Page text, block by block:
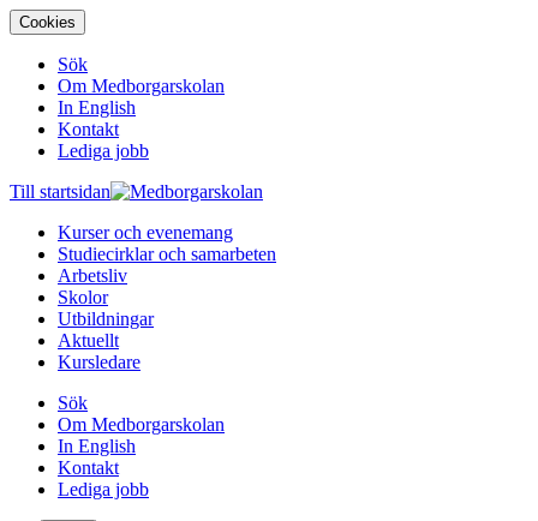
Cookies
Sök
Om Medborgarskolan
In English
Kontakt
Lediga jobb
Till startsidan
Kurser och evenemang
Studiecirklar och samarbeten
Arbetsliv
Skolor
Utbildningar
Aktuellt
Kursledare
Sök
Om Medborgarskolan
In English
Kontakt
Lediga jobb